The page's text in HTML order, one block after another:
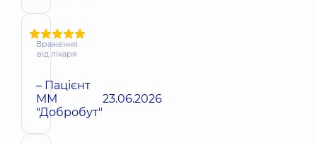
Враження
від лікаря
– Пацієнт
ММ
"Добробут"
23.06.2026